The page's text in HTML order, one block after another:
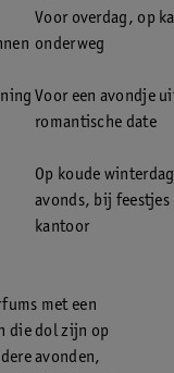
Voor overdag, op
onderweg
Voor een avondje
romantische date
Op koude
avonds, bij feestjes
kantoor
met een
die dol zijn op
avonden,